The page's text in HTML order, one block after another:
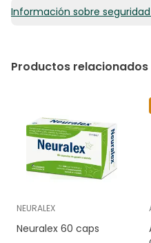
Información sobre
Productos relacionados
NEURALEX
Neuralex 60 caps